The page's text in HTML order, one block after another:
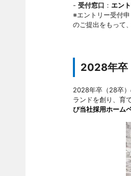
- 受付窓口 ： エン
※エントリー受付
のご提出をもって
2028年卒
2028年卒（28卒）
ランドを創り、育
び当社採用ホーム